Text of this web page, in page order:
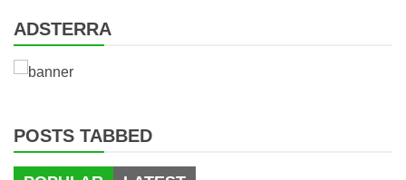
ADSTERRA
POSTS TABBED